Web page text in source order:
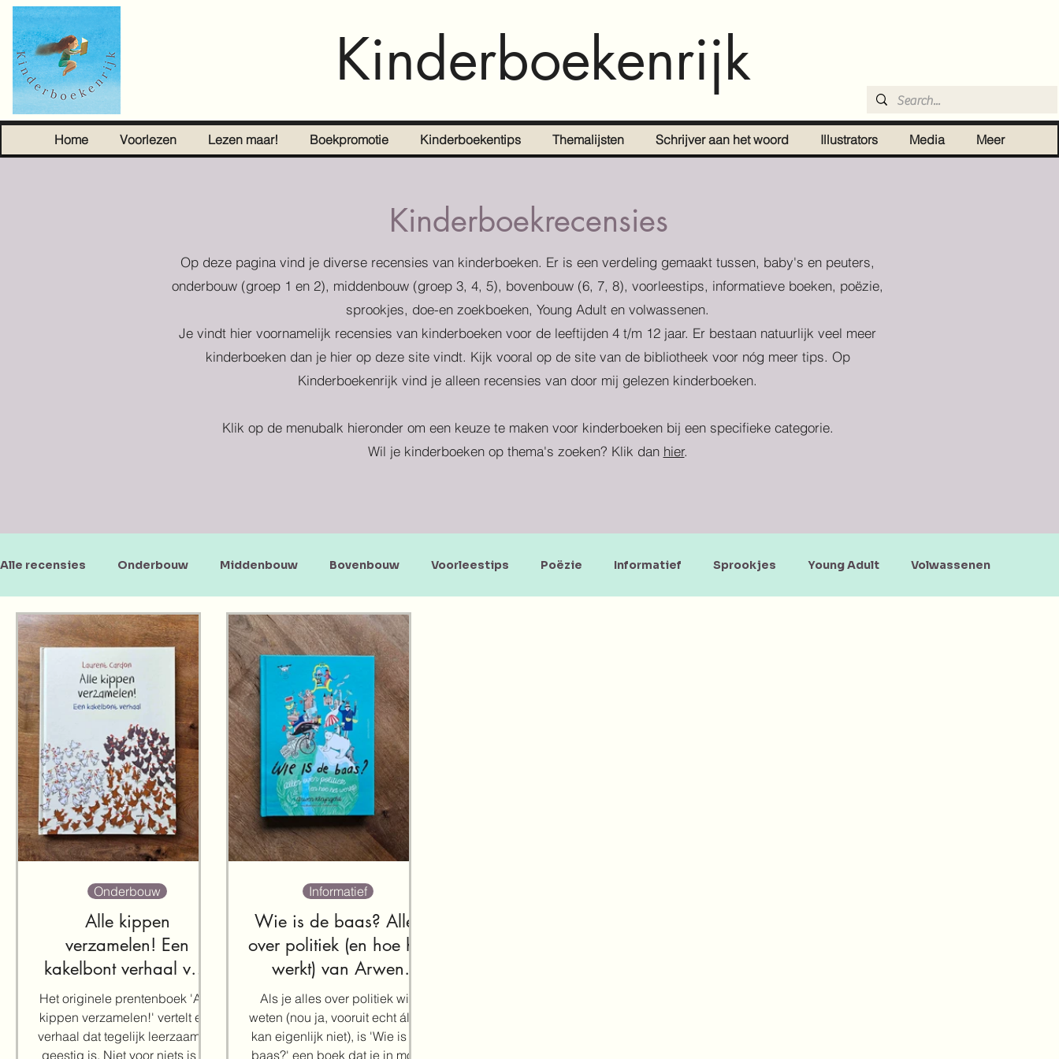
Kinderboekenrijk
Home Voorlezen Lezen maar! Boekpromotie Kinderboekentips Themalijsten Schrijver aan het woord Illustrators Media Meer
Kinderboekrecensies
Op deze pagina vind je diverse recensies van kinderboeken. Er is een verdeling gemaakt tussen, baby's en peuters,
onderbouw (groep 1 en 2), middenbouw (groep 3, 4, 5), bovenbouw (6, 7, 8), voorleestips, informatieve boeken, poëzie,
sprookjes, doe-en zoekboeken, Young Adult en volwassenen.
Je vindt hier voornamelijk recensies van kinderboeken voor de leeftijden 4 t/m 12 jaar. Er bestaan natuurlijk veel meer
kinderboeken dan je hier op deze site vindt. Kijk vooral op de site van de bibliotheek voor nóg meer tips. Op
Kinderboekenrijk vind je alleen recensies van door mij gelezen kinderboeken.
Klik op de menubalk hieronder om een keuze te maken voor kinderboeken bij een specifieke categorie.
Wil je kinderboeken op thema's zoeken? Klik dan hier.
Alle recensies Onderbouw Middenbouw Bovenbouw Voorleestips Poëzie Informatief Sprookjes Young Adult Volwassenen
Doe-en zoekboeken Baby's en peuters
Alle kippen
verzamelen! Een
kakelbont verhaal van
Laurent Cardon
Het originele prentenboek 'Alle
kippen verzamelen!' vertelt een
verhaal dat tegelijk leerzaam en
geestig is. Niet voor niets is dit
Onderbouw
Wie is de baas? Alles
over politiek (en hoe het
werkt) van Arwen
Kleyngeld
Als je alles over politiek wilt
weten (nou ja, vooruit echt álles
kan eigenlijk niet), is 'Wie is de
baas?' een boek dat je in moet
Informatief